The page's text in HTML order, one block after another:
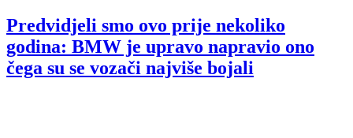
Predvidjeli smo ovo prije nekoliko
godina: BMW je upravo napravio ono
čega su se vozači najviše bojali